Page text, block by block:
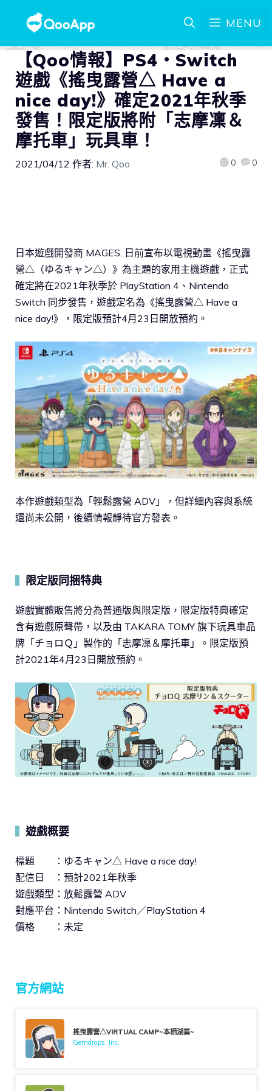
MENU
【Qoo情報】PS4・Switch
遊戲《搖曳露營△ Have a
nice day!》確定2021年秋季
發售！限定版將附「志摩凜＆
摩托車」玩具車！
2021/04/12 作者: Mr. Qoo 0 0
日本遊戲開發商 MAGES. 日前宣布以電視動畫《搖曳露
營△（ゆるキャン△）》為主題的家用主機遊戲，正式
確定將在2021年秋季於 PlayStation 4、Nintendo
Switch 同步發售，遊戲定名為《搖曳露營△ Have a
nice day!》，限定版預計4月23日開放預約。
本作遊戲類型為「輕鬆露營 ADV」，但詳細內容與系統
還尚未公開，後續情報靜待官方發表。
限定版同捆特典
遊戲實體販售將分為普通版與限定版，限定版特典確定
含有遊戲原聲帶，以及由 TAKARA TOMY 旗下玩具車品
牌「チョロＱ」製作的「志摩凜＆摩托車」。限定版預
計2021年4月23日開放預約。
遊戲概要
標題 ：ゆるキャン△ Have a nice day!
配信日 ：預計2021年秋季
遊戲類型：放鬆露營 ADV
對應平台：Nintendo Switch／PlayStation 4
價格 ：未定
官方網站
搖曳露營△VIRTUAL CAMP~本栖湖篇~
Gemdrops, Inc.